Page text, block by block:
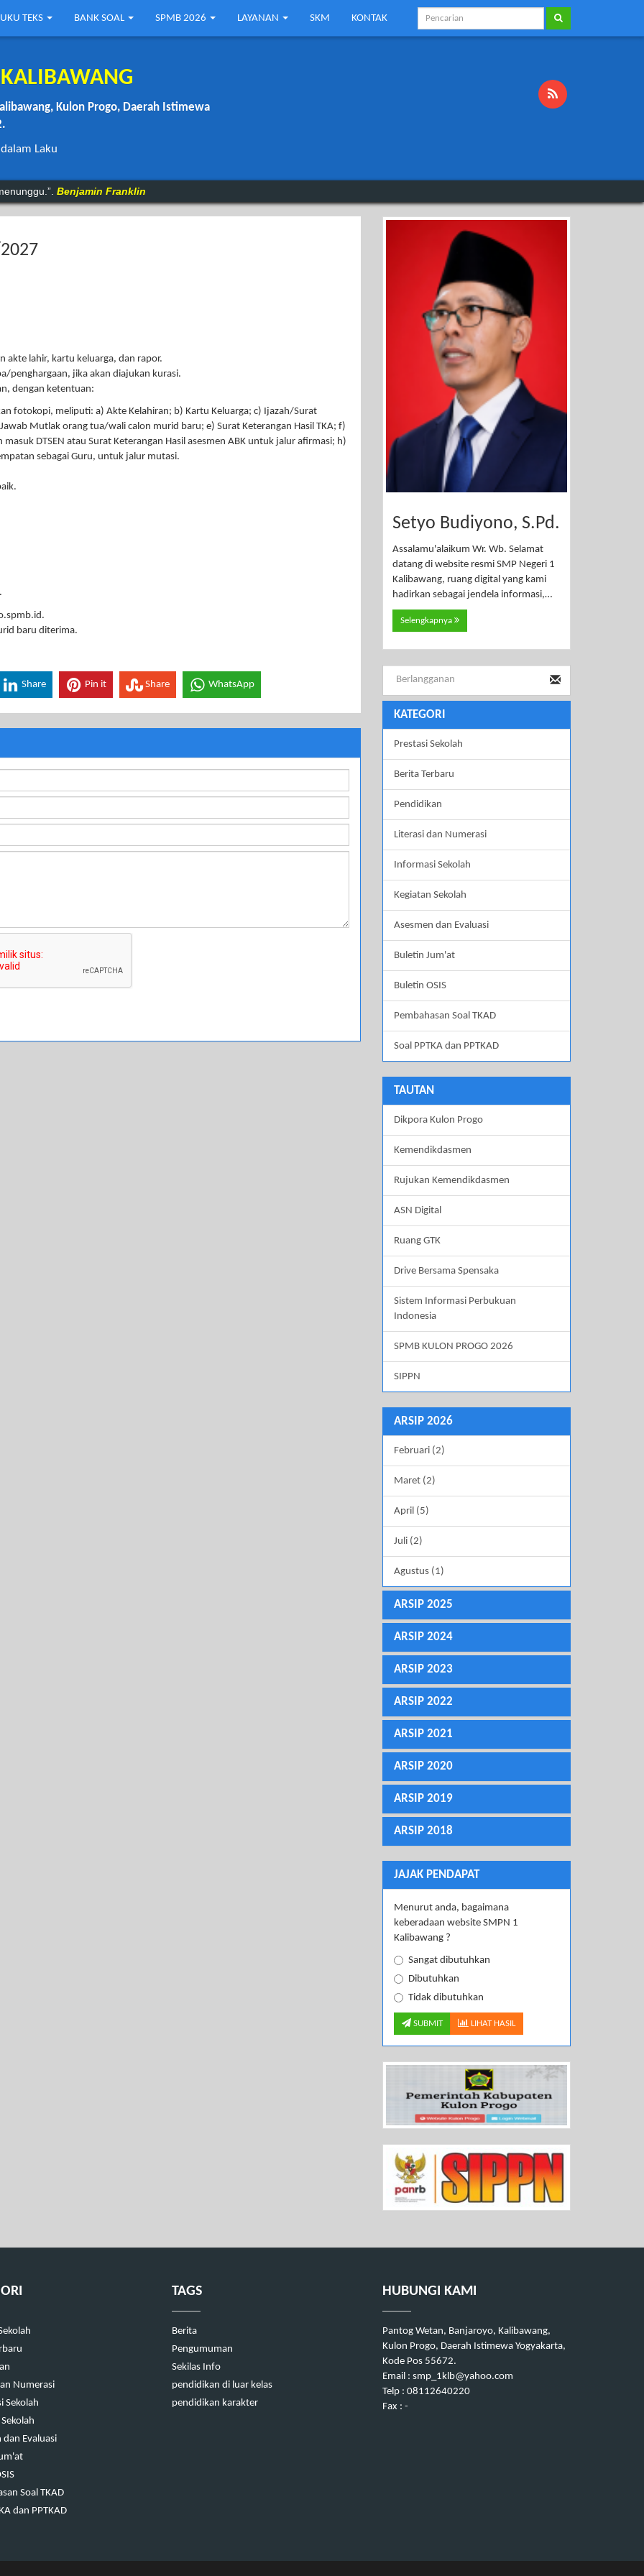
TEKS BANK SOAL SPMB 2026 LAYANAN SKM KONTAK
Kulon Progo, Daerah Istimewa
Laku
~
Benjamin Franklin
akte lahir, kartu keluarga, dan rapor.
penghargaan, jika akan diajukan kurasi.
dengan ketentuan:
fotokopi, meliputi: a) Akte Kelahiran; b) Kartu Keluarga; c) Ijazah/Surat
Mutlak orang tua/wali calon murid baru; e) Surat Keterangan Hasil TKA; f)
DTSEN atau Surat Keterangan Hasil asesmen ABK untuk jalur afirmasi; h)
sebagai Guru, untuk jalur mutasi.
baru diterima.
Share Pin it Share WhatsApp
Setyo Budiyono, S.Pd.
Assalamu'alaikum Wr. Wb. Selamat
datang di website resmi SMP Negeri 1
Kalibawang, ruang digital yang kami
hadirkan sebagai jendela informasi,…
Selengkapnya
KATEGORI
Prestasi Sekolah
Berita Terbaru
Pendidikan
Literasi dan Numerasi
Informasi Sekolah
Kegiatan Sekolah
Asesmen dan Evaluasi
Buletin Jum'at
Buletin OSIS
Pembahasan Soal TKAD
Soal PPTKA dan PPTKAD
TAUTAN
Dikpora Kulon Progo
Kemendikdasmen
Rujukan Kemendikdasmen
ASN Digital
Ruang GTK
Drive Bersama Spensaka
Sistem Informasi Perbukuan
Indonesia
SPMB KULON PROGO 2026
SIPPN
ARSIP 2026
Februari (2)
Maret (2)
April (5)
Juli (2)
Agustus (1)
ARSIP 2025
ARSIP 2024
ARSIP 2023
ARSIP 2022
ARSIP 2021
ARSIP 2020
ARSIP 2019
ARSIP 2018
JAJAK PENDAPAT
Menurut anda, bagaimana
keberadaan website SMPN 1
Kalibawang ?
Sangat dibutuhkan
Dibutuhkan
Tidak dibutuhkan
SUBMIT LIHAT HASIL
Numerasi
Sekolah
dan Evaluasi
Soal TKAD
dan PPTKAD
TAGS
Berita
Pengumuman
Sekilas Info
pendidikan di luar kelas
pendidikan karakter
HUBUNGI KAMI
Pantog Wetan, Banjaroyo, Kalibawang,
Kulon Progo, Daerah Istimewa Yogyakarta,
Kode Pos 55672.
Email : smp_1klb@yahoo.com
Telp : 08112640220
Fax : -